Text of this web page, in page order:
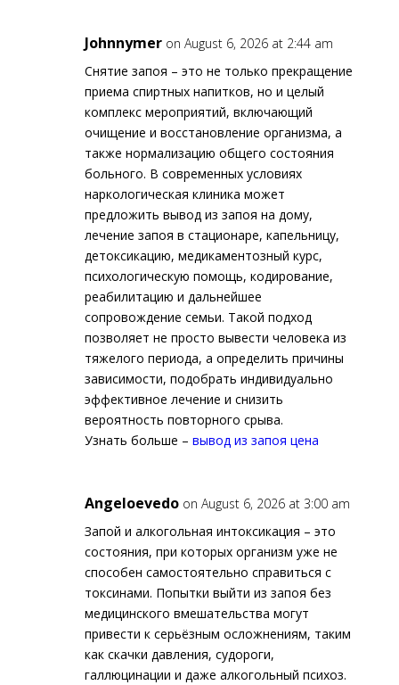
Johnnymer on August 6, 2026 at 2:44 am
Снятие запоя – это не только прекращение
приема спиртных напитков, но и целый
комплекс мероприятий, включающий
очищение и восстановление организма, а
также нормализацию общего состояния
больного. В современных условиях
наркологическая клиника может
предложить вывод из запоя на дому,
лечение запоя в стационаре, капельницу,
детоксикацию, медикаментозный курс,
психологическую помощь, кодирование,
реабилитацию и дальнейшее
сопровождение семьи. Такой подход
позволяет не просто вывести человека из
тяжелого периода, а определить причины
зависимости, подобрать индивидуально
эффективное лечение и снизить
вероятность повторного срыва.
Узнать больше – вывод из запоя цена
Angeloevedo on August 6, 2026 at 3:00 am
Запой и алкогольная интоксикация – это
состояния, при которых организм уже не
способен самостоятельно справиться с
токсинами. Попытки выйти из запоя без
медицинского вмешательства могут
привести к серьёзным осложнениям, таким
как скачки давления, судороги,
галлюцинации и даже алкогольный психоз.